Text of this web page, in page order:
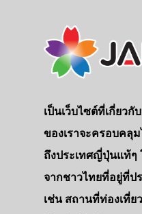
เป็นเว็บไซต์ที่เกี่ยว
ของเราจะครอบคลุ
ถึงประเทศญี่ปุ่นแท้ๆ
จากชาวไทยที่อยู่ที่ป
เช่น สถานที่ท่องเที่ย